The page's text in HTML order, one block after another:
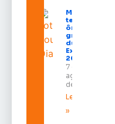
Macapá
terá
ônibus
gratuitos
durante a
Expofeira
2026
7 de
agosto
de 2026
Leia mais
»